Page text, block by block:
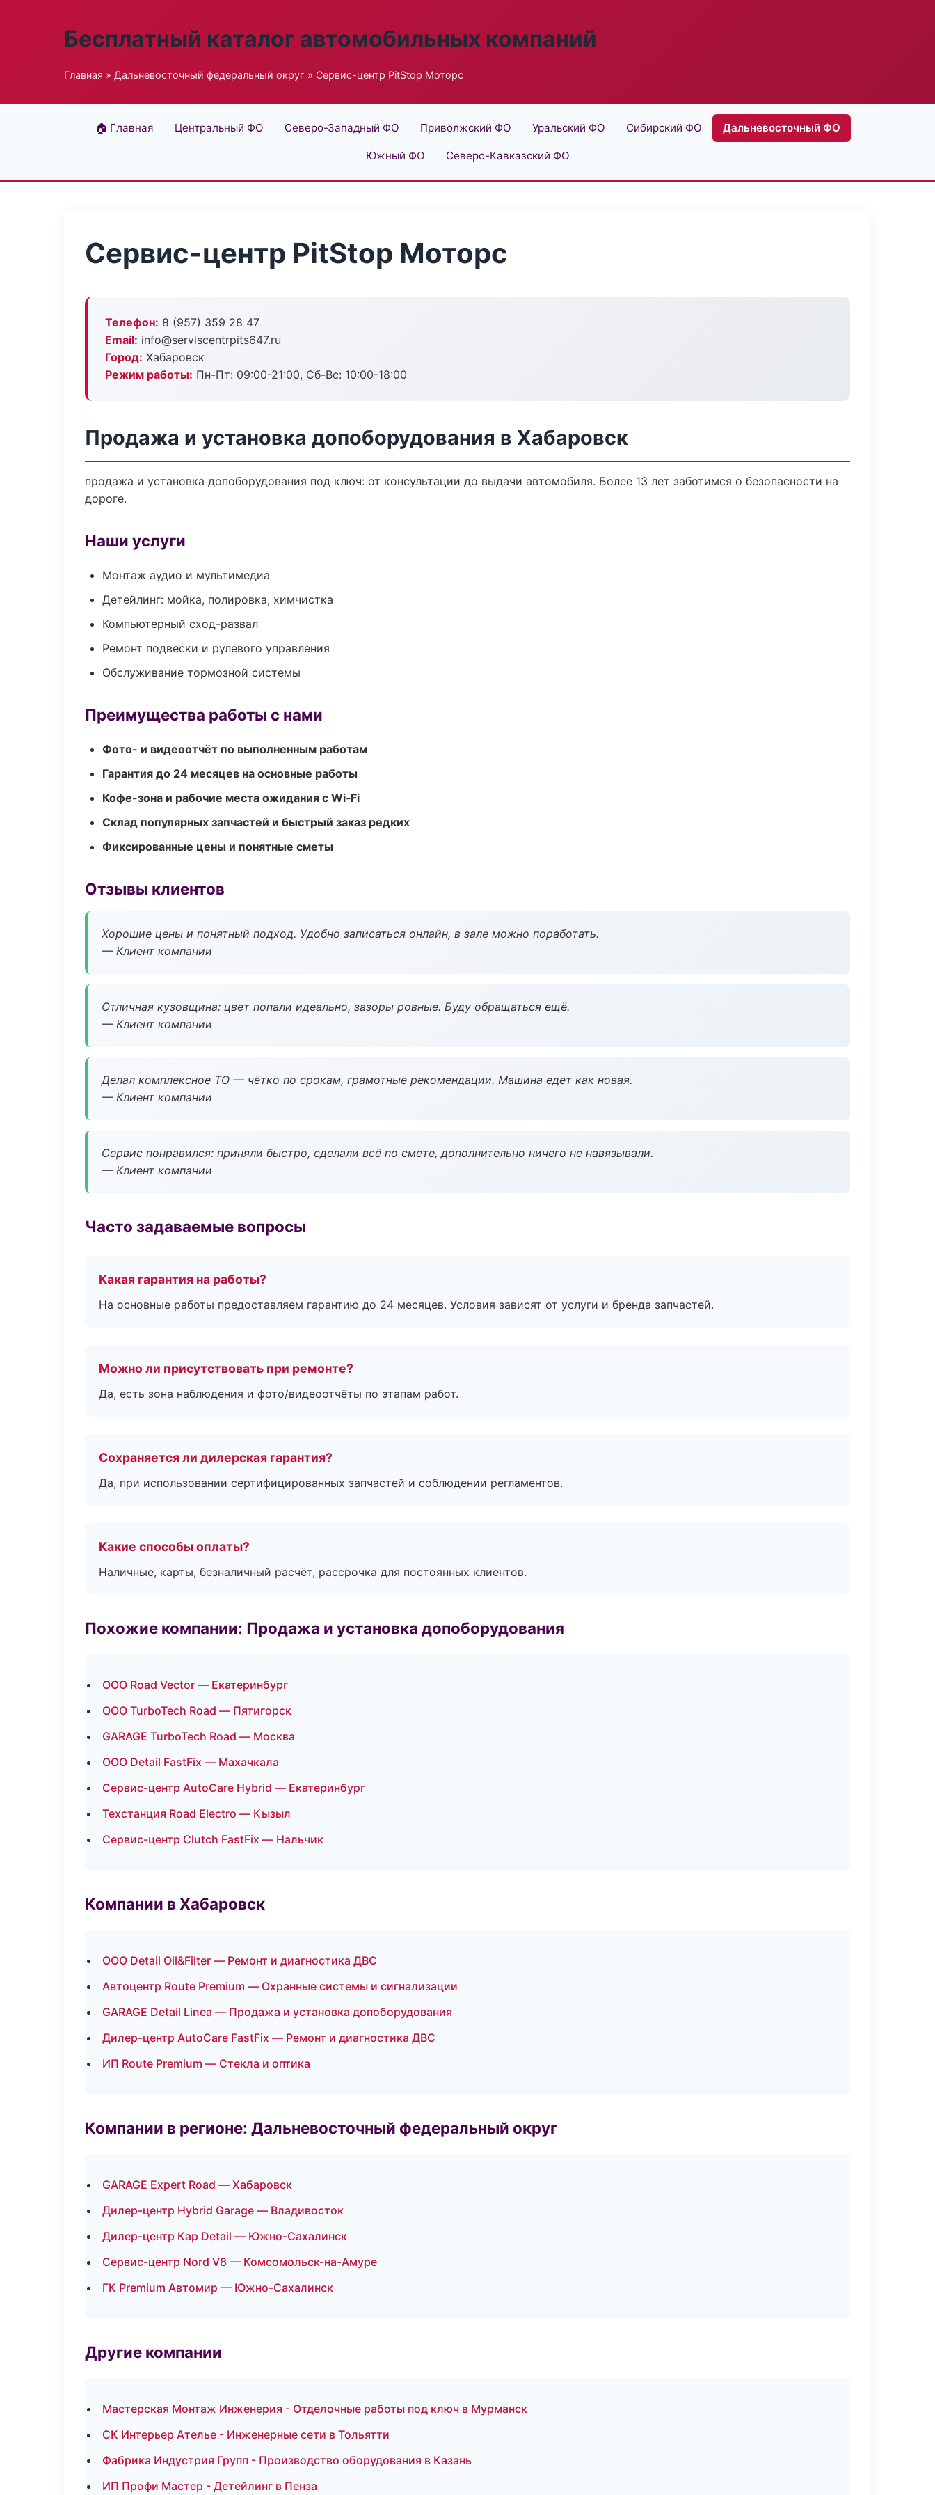
Бесплатный каталог автомобильных компаний
Главная » Дальневосточный федеральный округ » Сервис-центр PitStop Моторс
🏠 Главная Центральный ФО Северо-Западный ФО Приволжский ФО Уральский ФО Сибирский ФО Дальневосточный ФО
Южный ФО Северо-Кавказский ФО
Сервис-центр PitStop Моторс
Телефон: 8 (957) 359 28 47
Email: info@serviscentrpits647.ru
Город: Хабаровск
Режим работы: Пн-Пт: 09:00-21:00, Сб-Вс: 10:00-18:00
Продажа и установка допоборудования в Хабаровск
продажа и установка допоборудования под ключ: от консультации до выдачи автомобиля. Более 13 лет заботимся о безопасности на
дороге.
Наши услуги
Монтаж аудио и мультимедиа
Детейлинг: мойка, полировка, химчистка
Компьютерный сход-развал
Ремонт подвески и рулевого управления
Обслуживание тормозной системы
Преимущества работы с нами
Фото- и видеоотчёт по выполненным работам
Гарантия до 24 месяцев на основные работы
Кофе-зона и рабочие места ожидания с Wi‑Fi
Склад популярных запчастей и быстрый заказ редких
Фиксированные цены и понятные сметы
Отзывы клиентов
Хорошие цены и понятный подход. Удобно записаться онлайн, в зале можно поработать.
— Клиент компании
Отличная кузовщина: цвет попали идеально, зазоры ровные. Буду обращаться ещё.
— Клиент компании
Делал комплексное ТО — чётко по срокам, грамотные рекомендации. Машина едет как новая.
— Клиент компании
Сервис понравился: приняли быстро, сделали всё по смете, дополнительно ничего не навязывали.
— Клиент компании
Часто задаваемые вопросы
Какая гарантия на работы?
На основные работы предоставляем гарантию до 24 месяцев. Условия зависят от услуги и бренда запчастей.
Можно ли присутствовать при ремонте?
Да, есть зона наблюдения и фото/видеоотчёты по этапам работ.
Сохраняется ли дилерская гарантия?
Да, при использовании сертифицированных запчастей и соблюдении регламентов.
Какие способы оплаты?
Наличные, карты, безналичный расчёт, рассрочка для постоянных клиентов.
Похожие компании: Продажа и установка допоборудования
ООО Road Vector — Екатеринбург
ООО TurboTech Road — Пятигорск
GARAGE TurboTech Road — Москва
ООО Detail FastFix — Махачкала
Сервис-центр AutoCare Hybrid — Екатеринбург
Техстанция Road Electro — Кызыл
Сервис-центр Clutch FastFix — Нальчик
Компании в Хабаровск
ООО Detail Oil&Filter — Ремонт и диагностика ДВС
Автоцентр Route Premium — Охранные системы и сигнализации
GARAGE Detail Linea — Продажа и установка допоборудования
Дилер-центр AutoCare FastFix — Ремонт и диагностика ДВС
ИП Route Premium — Стекла и оптика
Компании в регионе: Дальневосточный федеральный округ
GARAGE Expert Road — Хабаровск
Дилер-центр Hybrid Garage — Владивосток
Дилер-центр Кар Detail — Южно-Сахалинск
Сервис-центр Nord V8 — Комсомольск-на-Амуре
ГК Premium Автомир — Южно-Сахалинск
Другие компании
Мастерская Монтаж Инженерия - Отделочные работы под ключ в Мурманск
СК Интерьер Ателье - Инженерные сети в Тольятти
Фабрика Индустрия Групп - Производство оборудования в Казань
ИП Профи Мастер - Детейлинг в Пенза